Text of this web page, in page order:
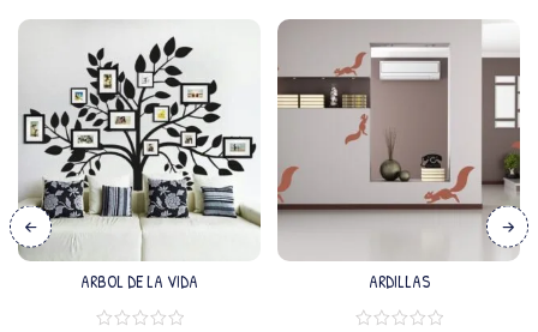
ARBOL DE LA VIDA ARDILLAS